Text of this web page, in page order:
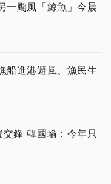
一颱風「鯨魚」今晨
船進港避風、漁民生
鋒 韓國瑜：今年只